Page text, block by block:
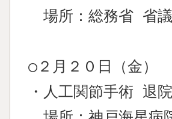
場所：総務省 省
○２月２０日（金）
・人工関節手術 退